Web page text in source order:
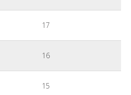
17
16
15